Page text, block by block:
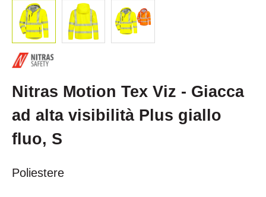
Nitras Motion Tex Viz - Giacca
ad alta visibilità Plus giallo
fluo, S
Poliestere